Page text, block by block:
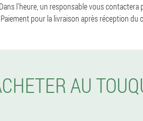
l'heure, un responsable vous contactera
pour la livraison après réception
AU